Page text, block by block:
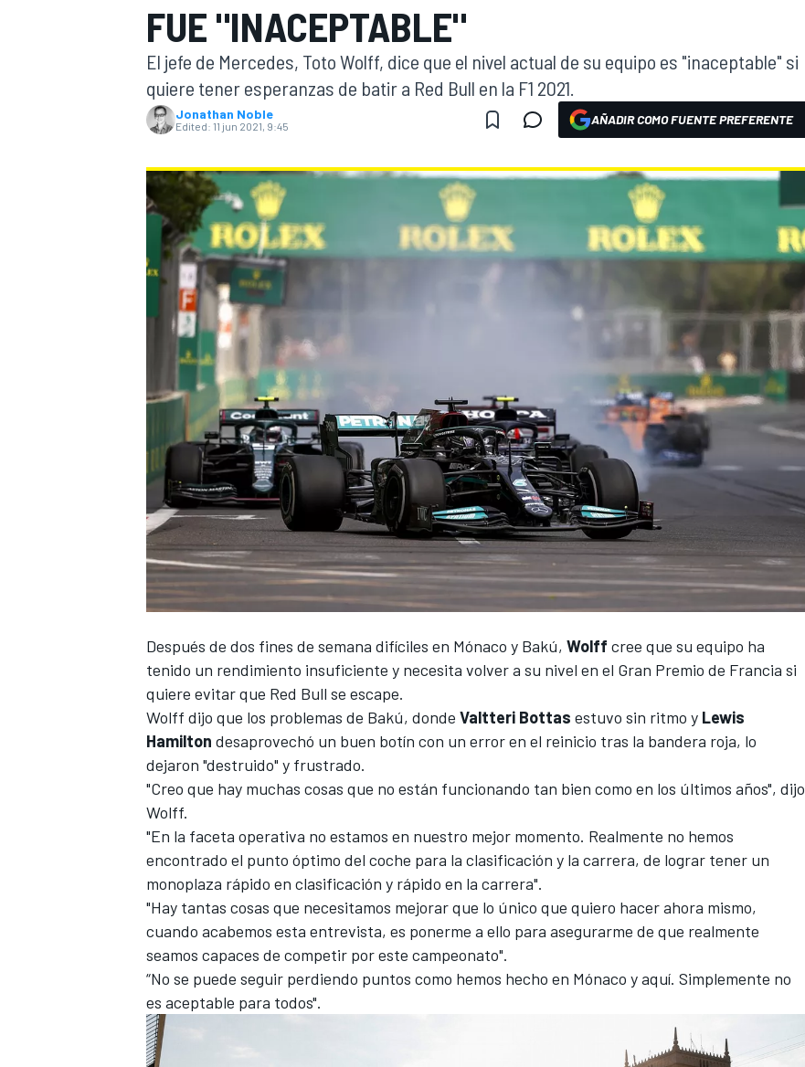
FÓRMULA E MOTO
NASCARINDYCAR SPORTSCAR
FUE "INACEPTABLE"
El jefe de Mercedes, Toto Wolff, dice que el nivel actual de su equipo es "inaceptable" si
quiere tener esperanzas de batir a Red Bull en la F1 2021.
Jonathan Noble
Edited: 11 jun 2021, 9:45 AÑADIR COMO FUENTE PREFERENTE
Después de dos fines de semana difíciles en Mónaco y Bakú, Wolff cree que su equipo ha
tenido un rendimiento insuficiente y necesita volver a su nivel en el Gran Premio de Francia si
quiere evitar que Red Bull se escape.
Wolff dijo que los problemas de Bakú, donde Valtteri Bottas estuvo sin ritmo y Lewis
Hamilton desaprovechó un buen botín con un error en el reinicio tras la bandera roja, lo
dejaron "destruido" y frustrado.
"Creo que hay muchas cosas que no están funcionando tan bien como en los últimos años", dijo
Wolff.
"En la faceta operativa no estamos en nuestro mejor momento. Realmente no hemos
encontrado el punto óptimo del coche para la clasificación y la carrera, de lograr tener un
monoplaza rápido en clasificación y rápido en la carrera".
"Hay tantas cosas que necesitamos mejorar que lo único que quiero hacer ahora mismo,
cuando acabemos esta entrevista, es ponerme a ello para asegurarme de que realmente
seamos capaces de competir por este campeonato".
“No se puede seguir perdiendo puntos como hemos hecho en Mónaco y aquí. Simplemente no
es aceptable para todos".